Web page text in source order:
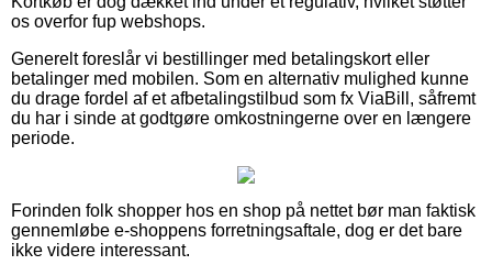
os overfor fup webshops.
Generelt foreslår vi bestillinger med betalingskort eller
betalinger med mobilen. Som en alternativ mulighed kunne
du drage fordel af et afbetalingstilbud som fx ViaBill, såfremt
du har i sinde at godtgøre omkostningerne over en længere
periode.
Forinden folk shopper hos en shop på nettet bør man faktisk
gennemløbe e-shoppens forretningsaftale, dog er det bare
ikke videre interessant.